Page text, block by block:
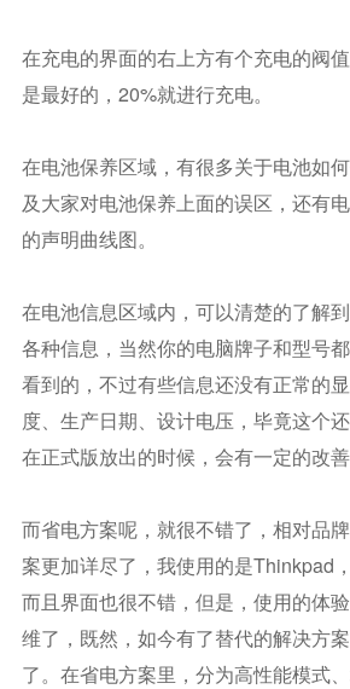
在充电的界面的右上方有个充电的阀
是最好的，20%就进行充电。
在电池保养区域，有很多关于电池如
及大家对电池保养上面的误区，还有
的声明曲线图。
在电池信息区域内，可以清楚的了解
各种信息，当然你的电脑牌子和型号
看到的，不过有些信息还没有正常的
度、生产日期、设计电压，毕竟这个
在正式版放出的时候，会有一定的改善
而省电方案呢，就很不错了，相对品
案更加详尽了，我使用的是thinkpad
而且界面也很不错，但是，使用的体
维了，既然，如今有了替代的解决方
了。在省电方案里，分为高性能模式